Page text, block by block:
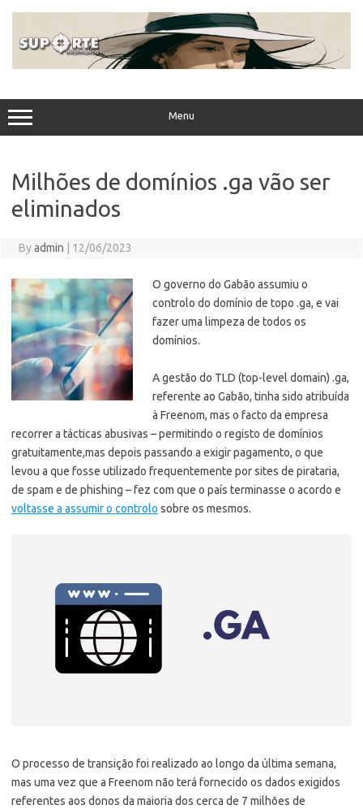
Menu
Milhões de domínios .ga vão ser
eliminados
Byadmin 12/06/2023
O governo do Gabão assumiu o
controlo do domínio de topo .ga, e vai
fazer uma limpeza de todos os
domínios.
A gestão do TLD (top-level domain) .ga,
referente ao Gabão, tinha sido atribuída
à Freenom, mas o facto da empresa
recorrer a tácticas abusivas – permitindo o registo de domínios
gratuitamente,mas depois passando a exigir pagamento, o que
levou a que fosse utilizado frequentemente por sites de pirataria,
de spam e de phishing – fez com que o país terminasse o acordo e
voltasse a assumir o controlo sobre os mesmos.
O processo de transição foi realizado ao longo da última semana,
mas uma vez que a Freenom não terá fornecido os dados exigidos
referentes aos donos da maioria dos cerca de 7 milhões de